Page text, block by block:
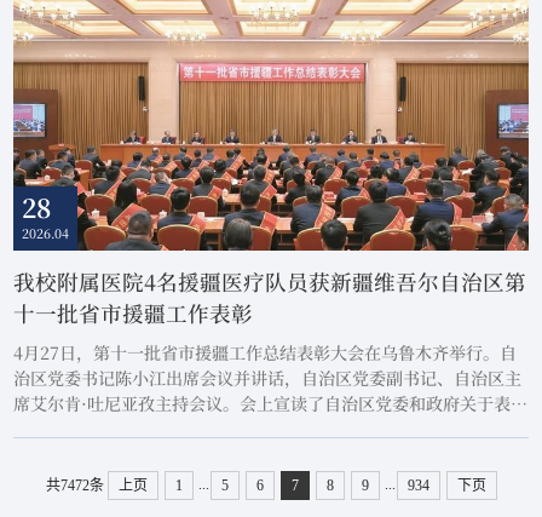
坚实人才支撑与坚实智力保障。本次会议由教育部基础医学“101计
划”、教育部基础医学专业虚拟教研室、北...
28
2026.04
我校附属医院4名援疆医疗队员获新疆维吾尔自治区第
十一批省市援疆工作表彰
4月27日，第十一批省市援疆工作总结表彰大会在乌鲁木齐举行。自
治区党委书记陈小江出席会议并讲话，自治区党委副书记、自治区主
席艾尔肯·吐尼亚孜主持会议。会上宣读了自治区党委和政府关于表扬
次表彰中，我校附属医院共有4名援疆医疗队员获得“优秀援疆干部
人才”荣誉，分别是南方医院申鹏、附属广...
共7472条 上页 1 5 6 7 8 9 934 下页